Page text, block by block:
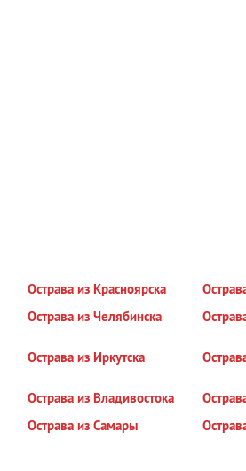
Острава из Красноярска
Острава из Челябинска
Острава из Иркутска
Острава из Владивостока
Острава из Самары